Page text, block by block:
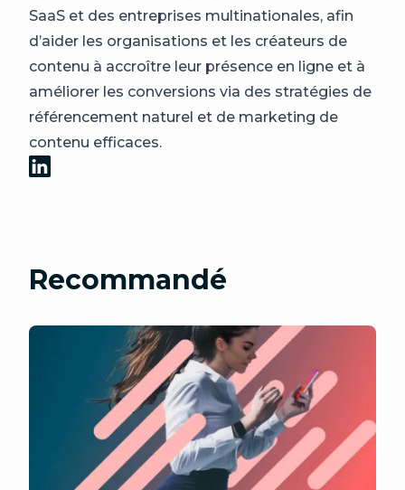
SaaS et des entreprises multinationales, afin
d’aider les organisations et les créateurs de
contenu à accroître leur présence en ligne et à
améliorer les conversions via des stratégies de
référencement naturel et de marketing de
contenu efficaces.
Recommandé